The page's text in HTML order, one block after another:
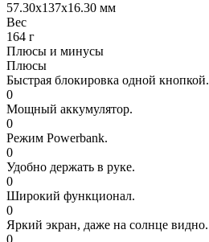
57.30x137x16.30 мм
Вес
164 г
Плюсы и минусы
Плюсы
Быстрая блокировка одной кнопкой.
0
Мощный аккумулятор.
0
Режим Powerbank.
0
Удобно держать в руке.
0
Широкий функционал.
0
Яркий экран, даже на солнце видно.
0